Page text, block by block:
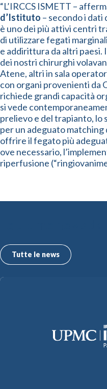
“L’IRCCS ISMETT –
d’Istituto – secondo i
è uno dei più attivi centri
di utilizzare fegati
e addirittura da altri paesi.
dei nostri chirurghi
Atene, altri in sala
con organi provenienti da
richiede grandi capacità
si vede
prelievo e del trapianto, lo
per un adeguato
offrire il fegato più
ove necessario,
riperfusione
Tutte le news